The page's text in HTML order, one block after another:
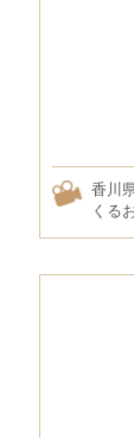
香川
くる